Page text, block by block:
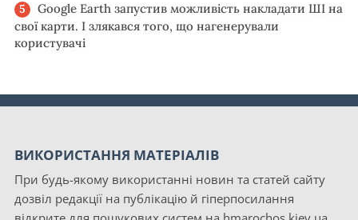
Google Earth запустив можливість накладати ШІ на
свої карти. І злякався того, що нагенерували
користувачі
ВИКОРИСТАННЯ МАТЕРІАЛІВ
При будь-якому використанні новин та статей сайту
дозвіл редакції на публікацію й гіперпосилання